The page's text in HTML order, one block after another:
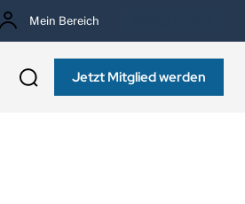
Mein Bereich
Jetzt Mitglied werden